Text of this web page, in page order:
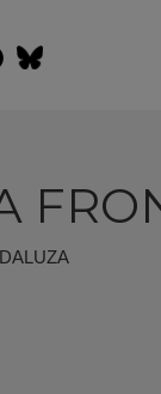
Spotify
Bluesky